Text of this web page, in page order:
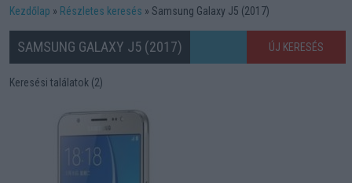
Kezdőlap Részletes keresés Samsung Galaxy J5 (2017)
SAMSUNG GALAXY J5 (2017) ÚJ KERESÉS
Keresési találatok (2)